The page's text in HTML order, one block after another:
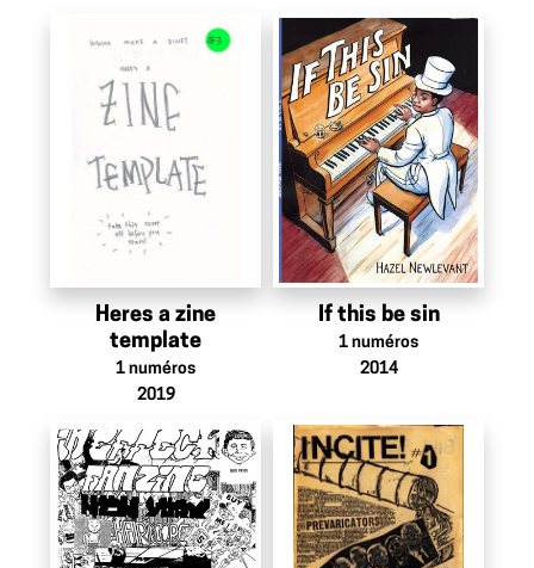
Heres a zine
template
1 numéros
2019
If this be sin
1 numéros
2014